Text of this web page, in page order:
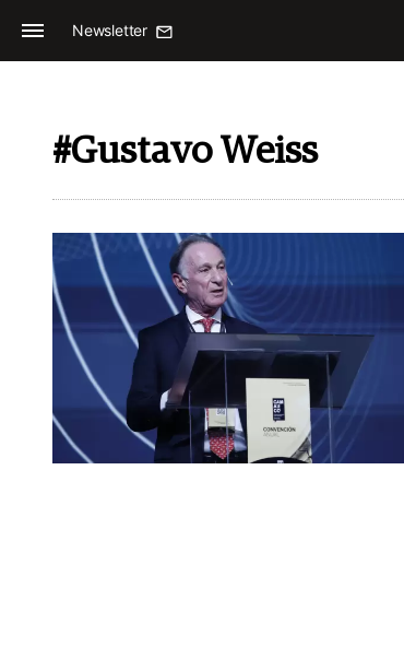
Newsletter
#Gustavo Weiss